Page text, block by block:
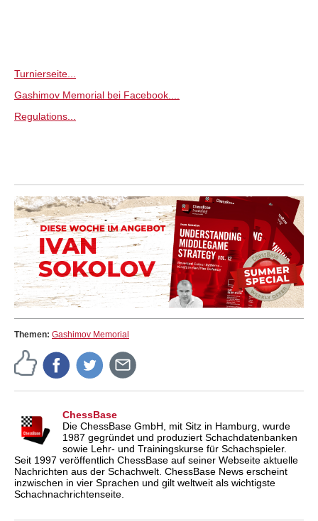
Turnierseite...
Gashimov Memorial bei Facebook....
Regulations...
Themen: Gashimov Memorial
ChessBase
Die ChessBase GmbH, mit Sitz in Hamburg, wurde
1987 gegründet und produziert Schachdatenbanken
sowie Lehr- und Trainingskurse für Schachspieler.
Seit 1997 veröffentlich ChessBase auf seiner Webseite aktuelle
Nachrichten aus der Schachwelt. ChessBase News erscheint
inzwischen in vier Sprachen und gilt weltweit als wichtigste
Schachnachrichtenseite.